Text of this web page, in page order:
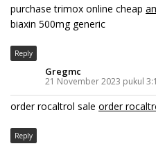
purchase trimox online cheap
biaxin 500mg generic
Reply
Gregmc
21 November 2023 pukul
order rocaltrol sale order
Reply